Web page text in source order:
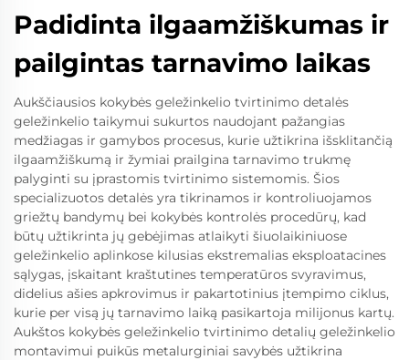
Padidinta ilgaamžiškumas ir
pailgintas tarnavimo laikas
Aukščiausios kokybės geležinkelio tvirtinimo detalės
geležinkelio taikymui sukurtos naudojant pažangias
medžiagas ir gamybos procesus, kurie užtikrina išsklitančią
ilgaamžiškumą ir žymiai prailgina tarnavimo trukmę
palyginti su įprastomis tvirtinimo sistemomis. Šios
specializuotos detalės yra tikrinamos ir kontroliuojamos
griežtų bandymų bei kokybės kontrolės procedūrų, kad
būtų užtikrinta jų gebėjimas atlaikyti šiuolaikiniuose
geležinkelio aplinkose kilusias ekstremalias eksploatacines
sąlygas, įskaitant kraštutines temperatūros svyravimus,
didelius ašies apkrovimus ir pakartotinius įtempimo ciklus,
kurie per visą jų tarnavimo laiką pasikartoja milijonus kartų.
Aukštos kokybės geležinkelio tvirtinimo detalių geležinkelio
montavimui puikūs metalurginiai savybės užtikrina